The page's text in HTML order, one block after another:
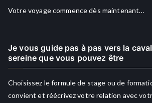
Votre voyage commence dès maintenant…
Je vous guide pas à pas vers la
sereine que vous pouvez être
Choisissez le formule de stage ou de
convient et réécrivez votre relation avec